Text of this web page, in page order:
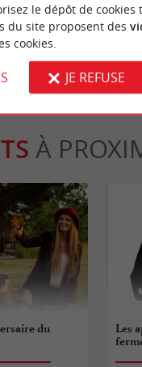
16,5 km -
À
du
Les
le dépôt de cookies
du site proposent des
cookies.
JE REFUSE